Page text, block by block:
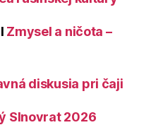
Zmysel a ničota –
diskusia pri čaji
Slnovrat 2026